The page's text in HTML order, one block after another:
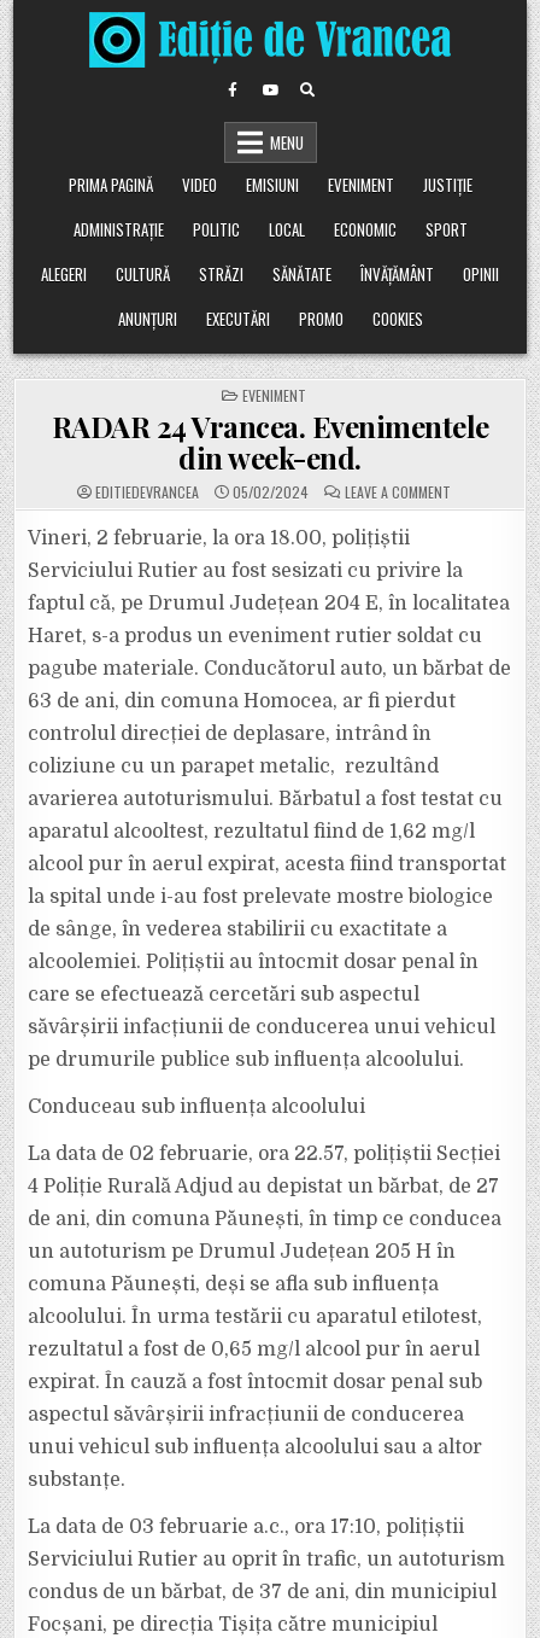
Skip
to
content
MENU
PRIMA PAGINĂ
VIDEO EMISIUNI EVENIMENT
JUSTIȚIE
ADMINISTRAȚIE
POLITIC LOCAL ECONOMIC
SPORT
ALEGERI
CULTURĂ STRĂZI SĂNĂTATE ÎNVĂȚĂMÂNT
OPINII
ANUNȚURI
EXECUTĂRI PROMO COOKIES
POSTED
IN
EVENIMENT
RADAR 24 Vrancea. Evenimentele
din week-end.
EDITIEDEVRANCEA 05/02/2024 LEAVE A COMMENT
RADAR
EVENIMENTELE
DIN
WEEK-
END.
Vineri, 2 februarie, la ora 18.00, polițiștii
Serviciului Rutier au fost sesizati cu privire la
faptul că, pe Drumul Județean 204 E, în localitatea
Haret, s-a produs un eveniment rutier soldat cu
pagube materiale. Conducătorul auto, un bărbat de
63 de ani, din comuna Homocea, ar fi pierdut
controlul direcției de deplasare, intrând în
coliziune cu un parapet metalic, rezultând
avarierea autoturismului. Bărbatul a fost testat cu
aparatul alcooltest, rezultatul fiind de 1,62 mg/l
alcool pur în aerul expirat, acesta fiind transportat
la spital unde i-au fost prelevate mostre biologice
de sânge, în vederea stabilirii cu exactitate a
alcoolemiei. Polițiștii au întocmit dosar penal în
care se efectuează cercetări sub aspectul
săvârșirii infacțiunii de conducerea unui vehicul
pe drumurile publice sub influența alcoolului.
Conduceau sub influența alcoolului
La data de 02 februarie, ora 22.57, polițiștii Secției
4 Poliție Rurală Adjud au depistat un bărbat, de 27
de ani, din comuna Păunești, în timp ce conducea
un autoturism pe Drumul Județean 205 H în
comuna Păunești, deși se afla sub influența
alcoolului. În urma testării cu aparatul etilotest,
rezultatul a fost de 0,65 mg/l alcool pur în aerul
expirat. În cauză a fost întocmit dosar penal sub
aspectul săvârșirii infracțiunii de conducerea
unui vehicul sub influența alcoolului sau a altor
substanțe.
La data de 03 februarie a.c., ora 17:10, polițiștii
Serviciului Rutier au oprit în trafic, un autoturism
condus de un bărbat, de 37 de ani, din municipiul
Focșani, pe direcția Tișița către municipiul